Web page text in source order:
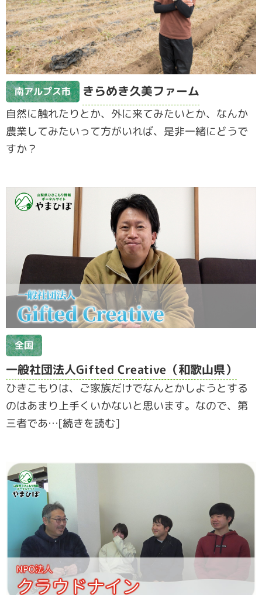
南アルプス市 きらめき久美ファーム
自然に触れたりとか、外に来てみたいとか、なんか
農業してみたいって方がいれば、是非一緒にどうで
すか？
全国
一般社団法人Gifted Creative（和歌山県）
ひきこもりは、ご家族だけでなんとかしようとする
のはあまり上手くいかないと思います。なので、第
三者であ…[続きを読む]